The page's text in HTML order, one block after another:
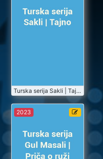
Turska serija Sakli | Tajno
2023-07
2023-07-01
2023
Turska serija
Priča o ruži
2023-07